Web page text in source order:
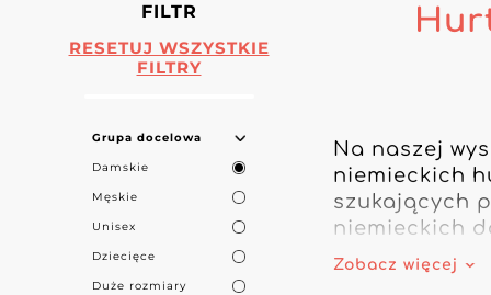
FILTR
RESETUJ WSZYSTKIE
FILTRY
Grupa docelowa
Damskie
Męskie
Unisex
Dziecięce
Duże rozmiary
Na naszej
niemieckich
szukających
niemieckich
modzie
Zobacz więcej